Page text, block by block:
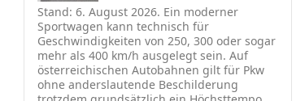
Stand: 6. August 2026. Ein moderner
Sportwagen kann technisch für
Geschwindigkeiten von 250, 300 oder sogar
mehr als 400 km/h ausgelegt sein. Auf
österreichischen Autobahnen gilt für Pkw
ohne anderslautende Beschilderung